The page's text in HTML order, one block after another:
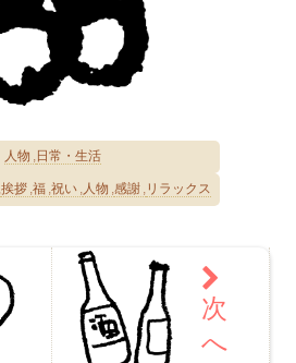
人物 日常・生活
挨拶 福 祝い 人物 感謝 リラックス